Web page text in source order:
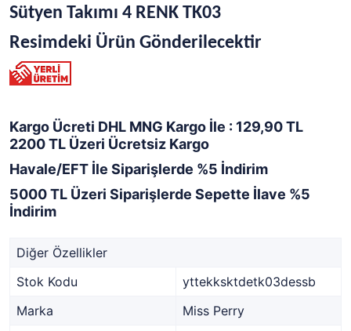
Sütyen Takımı 4 RENK TK03
Resimdeki Ürün Gönderilecektir
Kargo Ücreti DHL MNG Kargo İle : 129,90 TL
2200 TL Üzeri Ücretsiz Kargo
Havale/EFT İle Siparişlerde %5 İndirim
5000 TL Üzeri Siparişlerde Sepette İlave %5
İndirim
Diğer Özellikler
Stok Kodu
yttekksktdetk03dessb
Marka
Miss Perry